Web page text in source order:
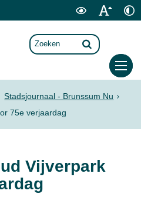
Stadsjournaal - Brunssum Nu
75e verjaardag
Vijverpark